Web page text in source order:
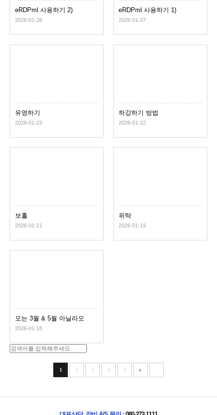
eRDPml 사용하기 2)
2026-01-28
eRDPml 사용하기 1)
2026-01-27
유영하기
2026-01-23
하강하기 방법
2026-01-22
보홀
2026-01-21
위탁
2026-01-19
오는 3월 & 5월 아닐라오
2026-01-18
1 2 3 4 5